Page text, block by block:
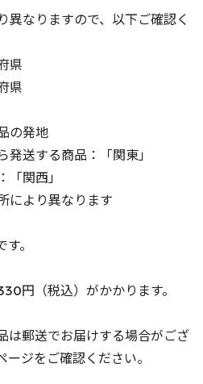
異なりますので、以下ご確認く
県
県
の発地
発送する商品：「関東」
「関西」
により異なります
。
円（税込）がかかります。
は郵送でお届けする場合がござ
ジをご確認ください。